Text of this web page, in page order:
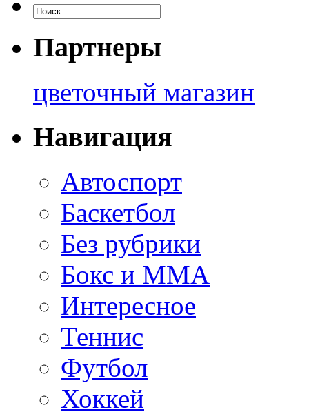
Партнеры
цветочный магазин
Навигация
Автоспорт
Баскетбол
Без рубрики
Бокс и ММА
Интересное
Теннис
Футбол
Хоккей